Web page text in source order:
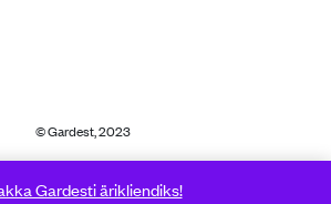
© Gardest, 2023
Gardesti ärikliendiks!